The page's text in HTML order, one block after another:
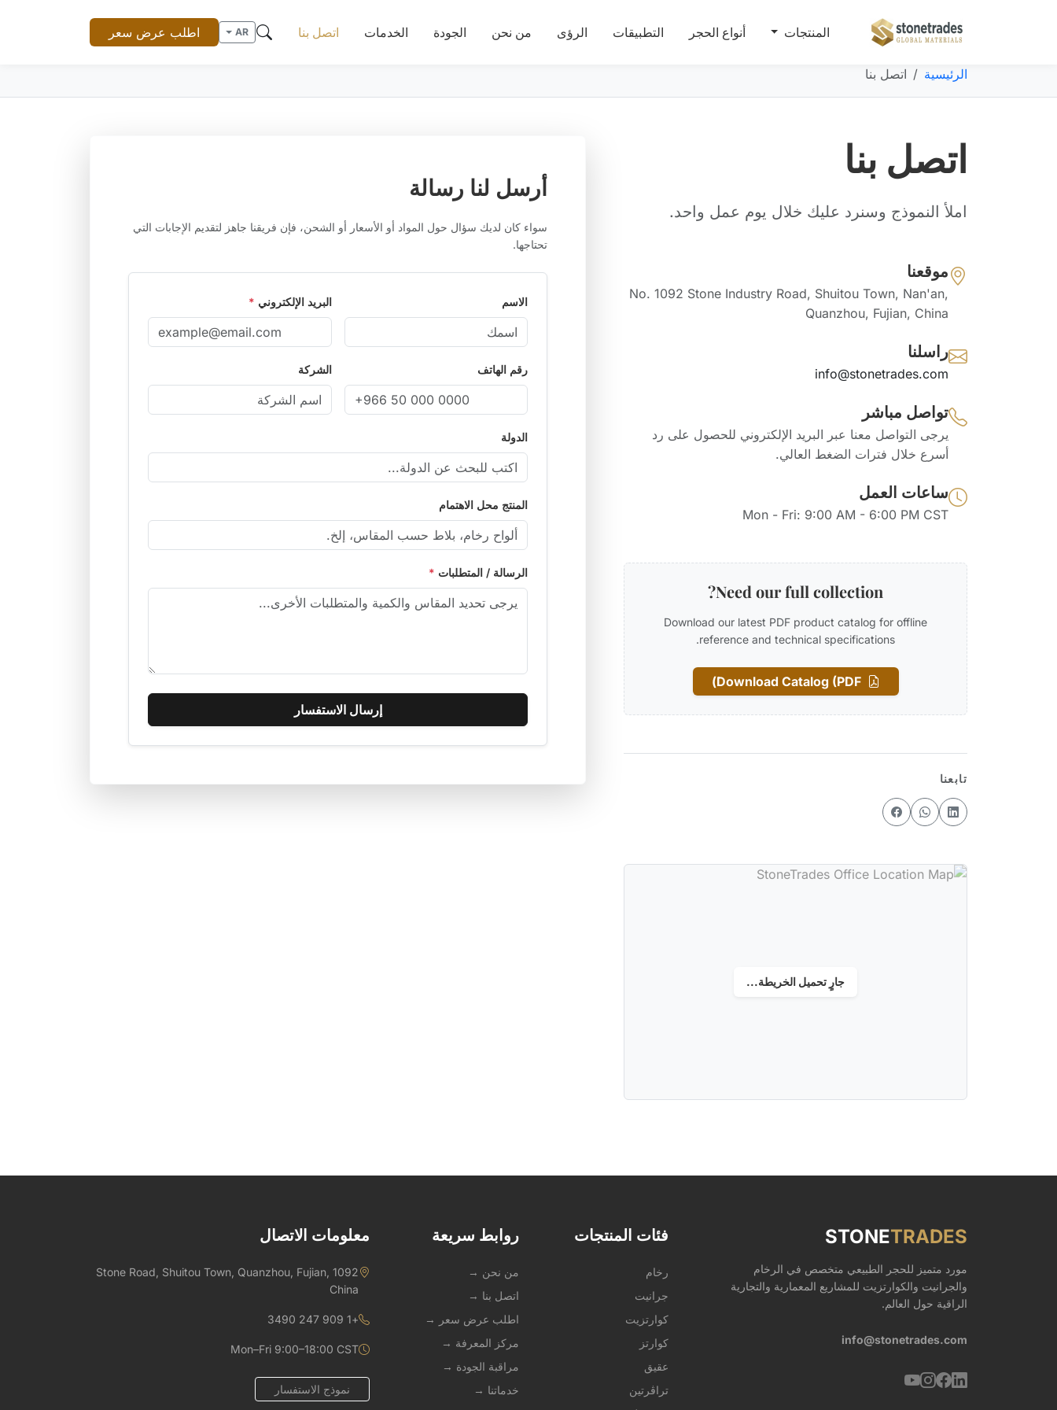
المنتجات أنواع الحجر التطبيقات الرؤى من نحن الجودة الخدمات اتصل بنا AR اطلب عرض سعر
الرئيسية اتصل بنا
اتصل بنا
املأ النموذج وسنرد عليك خلال يوم عمل واحد.
موقعنا
No. 1092 Stone Industry Road, Shuitou Town, Nan'an,
Quanzhou, Fujian, China
راسلنا
info@stonetrades.com
تواصل مباشر
يرجى التواصل معنا عبر البريد الإلكتروني للحصول على رد
أسرع خلال فترات الضغط العالي.
ساعات العمل
Mon - Fri: 9:00 AM - 6:00 PM CST
Need our full collection?
Download our latest PDF product catalog for offline
reference and technical specifications.
Download Catalog (PDF)
تابعنا
جارٍ تحميل الخريطة...
أرسل لنا رسالة
سواء كان لديك سؤال حول المواد أو الأسعار أو الشحن، فإن فريقنا جاهز لتقديم الإجابات التي
تحتاجها.
الاسم البريد الإلكتروني *
رقم الهاتف الشركة
الدولة
المنتج محل الاهتمام
الرسالة / المتطلبات *
إرسال الاستفسار
STONETRADES
مورد متميز للحجر الطبيعي متخصص في الرخام
والجرانيت والكوارتزيت للمشاريع المعمارية والتجارية
الراقية حول العالم.
info@stonetrades.com
فئات المنتجات
رخام
جرانيت
كوارتزيت
كوارتز
عقيق
تراڤرتين
روابط سريعة
من نحن →
اتصل بنا →
اطلب عرض سعر →
مركز المعرفة →
مراقبة الجودة →
خدماتنا →
معلومات الاتصال
1092 Stone Road, Shuitou Town, Quanzhou, Fujian,
China
+1 909 247 3490
Mon–Fri 9:00–18:00 CST
نموذج الاستفسار